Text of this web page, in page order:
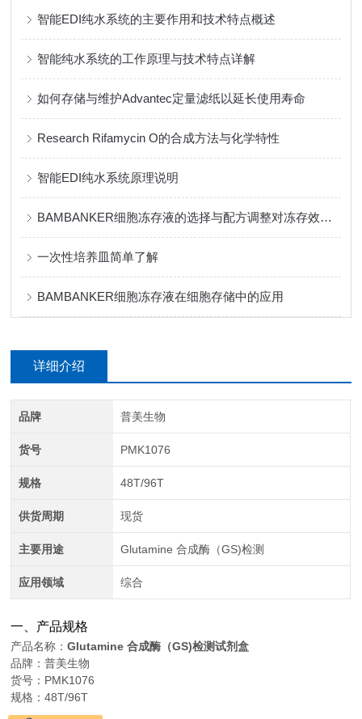
智能EDI纯水系统的主要作用和技术特点概述
智能纯水系统的工作原理与技术特点详解
如何存储与维护Advantec定量滤纸以延长使用寿命
Research Rifamycin O的合成方法与化学特性
智能EDI纯水系统原理说明
BAMBANKER细胞冻存液的选择与配方调整对冻存效果的影响
一次性培养皿简单了解
BAMBANKER细胞冻存液在细胞存储中的应用
详细介绍
品牌 普美生物
货号 PMK1076
规格 48T/96T
供货周期 现货
主要用途 Glutamine 合成酶（GS)检测
应用领域 综合
一、产品规格
产品名称：Glutamine 合成酶（GS)检测试剂盒
品牌：普美生物
货号：PMK1076
规格：48T/96T